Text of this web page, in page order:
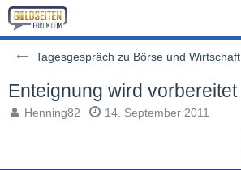
Tagesgespräch zu Börse und Wirtschaft
Enteignung wird vorbereitet
Henning82 14. September 2011